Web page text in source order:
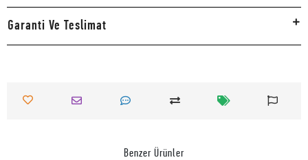
Garanti Ve Teslimat
Benzer Ürünler